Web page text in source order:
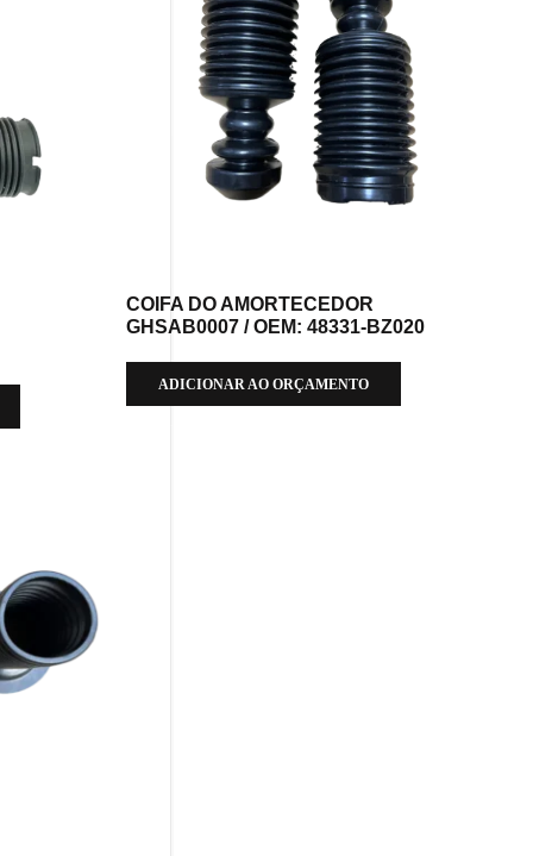
COIFA DO AMORTECEDOR
GHSAB0007 / OEM: 48331-BZ020
ADICIONAR AO ORÇAMENTO